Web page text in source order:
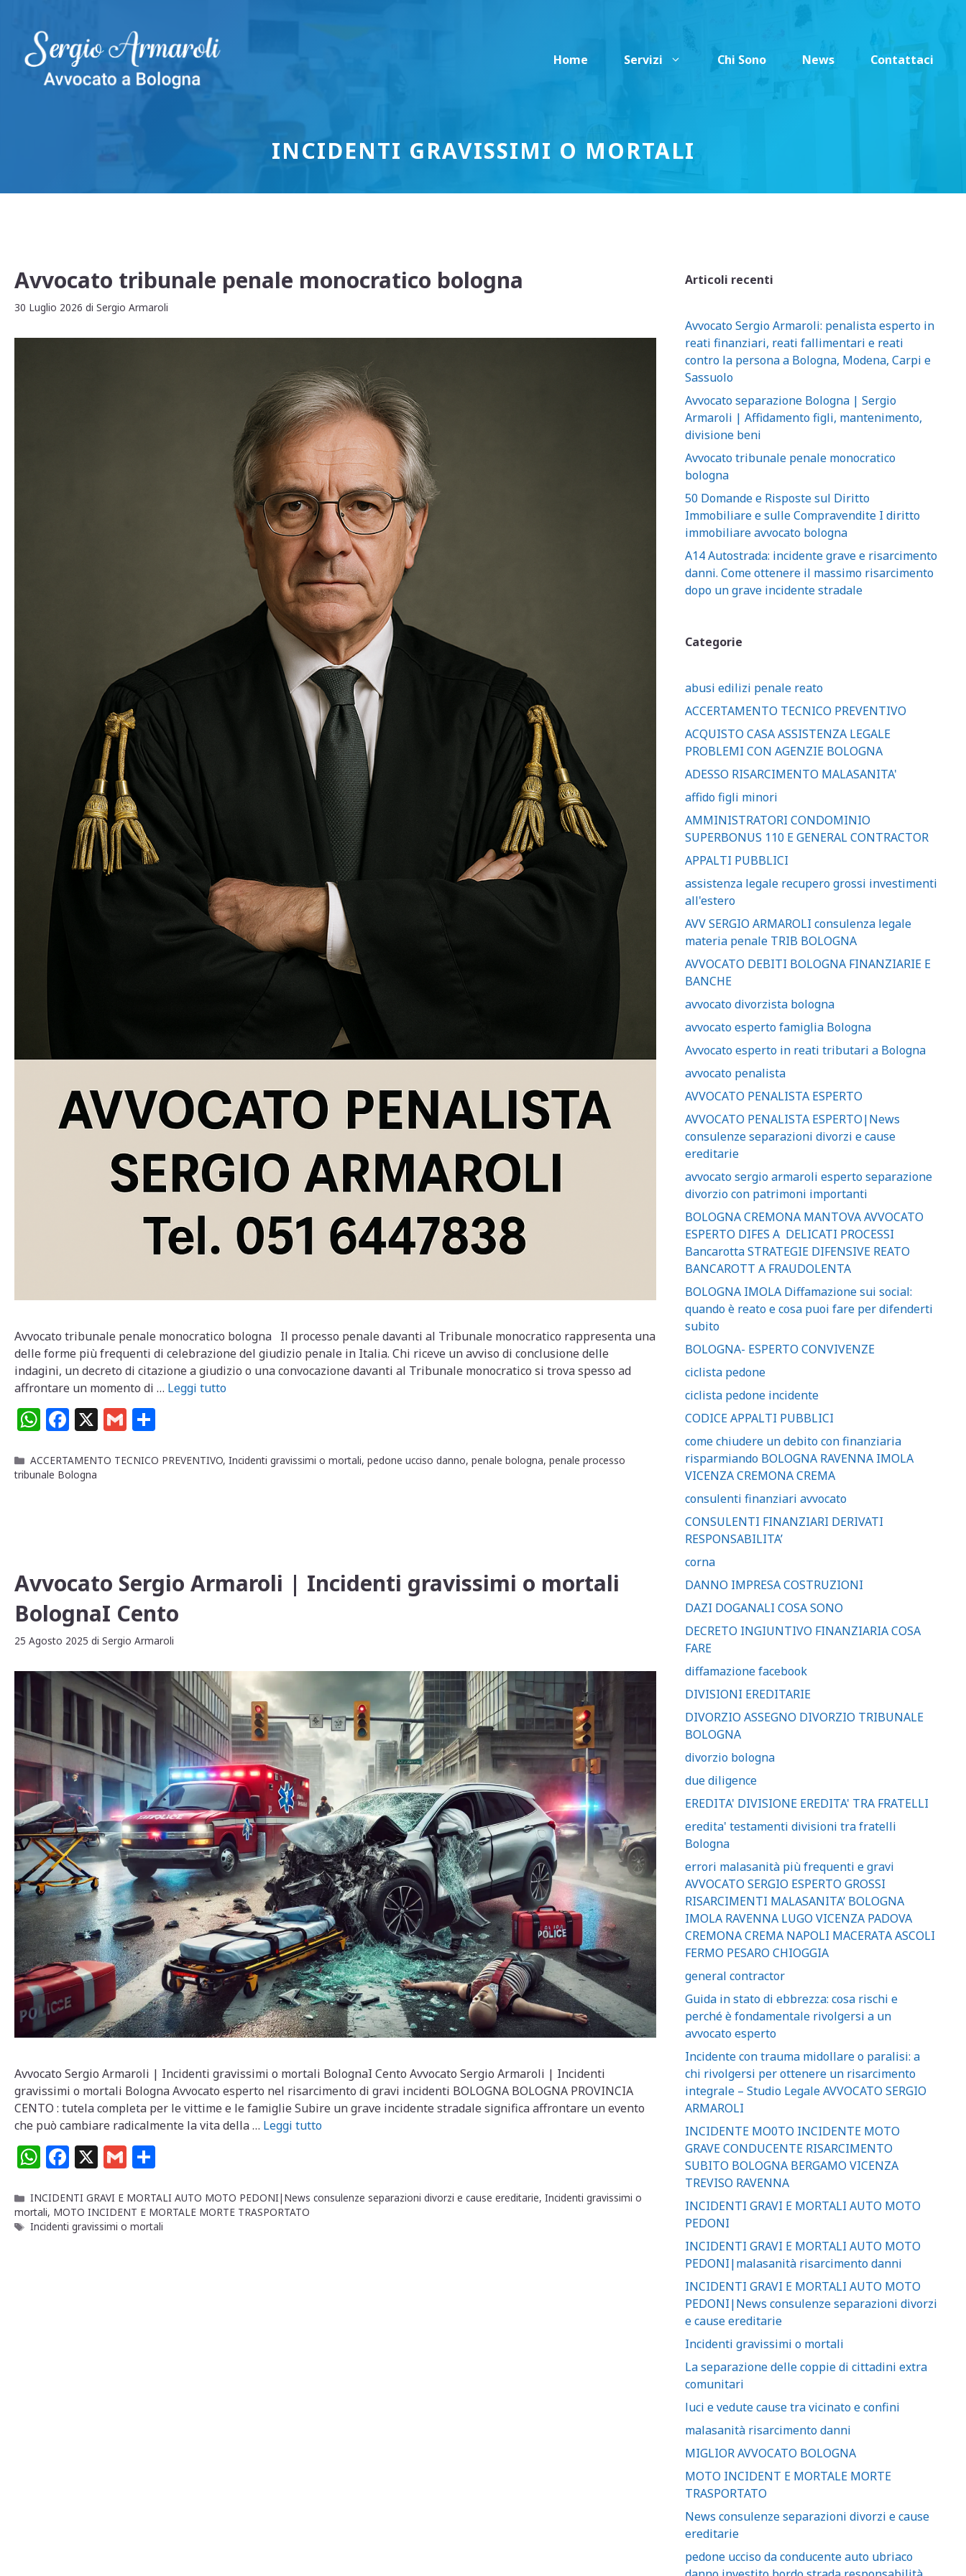
contenuto
Home
Servizi Chi Sono News Contattaci
INCIDENTI GRAVISSIMI O MORTALI
Avvocato tribunale penale monocratico bologna
30 Luglio 2026 di Sergio Armaroli
Avvocato tribunale penale monocratico bologna Il processo penale davanti al Tribunale monocratico rappresenta una
delle forme più frequenti di celebrazione del giudizio penale in Italia. Chi riceve un avviso di conclusione delle
indagini, un decreto di citazione a giudizio o una convocazione davanti al Tribunale monocratico si trova spesso ad
affrontare un momento di … Leggi tutto
W
at
s
F
c
e
k
X G
ai n
Categorie
ACCERTAMENTO TECNICO PREVENTIVO, Incidenti gravissimi o mortali, pedone ucciso danno, penale bologna, penale processo
tribunale Bologna
Avvocato Sergio Armaroli | Incidenti gravissimi o mortali
BolognaI Cento
25 Agosto 2025 di Sergio Armaroli
Avvocato Sergio Armaroli | Incidenti gravissimi o mortali BolognaI Cento Avvocato Sergio Armaroli | Incidenti
gravissimi o mortali Bologna Avvocato esperto nel risarcimento di gravi incidenti BOLOGNA BOLOGNA PROVINCIA
CENTO : tutela completa per le vittime e le famiglie Subire un grave incidente stradale significa affrontare un evento
che può cambiare radicalmente la vita della … Leggi tutto
W
at
s
F
c
e
X G
ai
l
n
di
Categorie
INCIDENTI GRAVI E MORTALI AUTO MOTO PEDONI|News consulenze separazioni divorzi e cause ereditarie, Incidenti gravissimi o
mortali, MOTO INCIDENT E MORTALE MORTE TRASPORTATO
Tag
Incidenti gravissimi o mortali
Articoli recenti
Avvocato Sergio Armaroli: penalista esperto in
reati finanziari, reati fallimentari e reati
contro la persona a Bologna, Modena, Carpi e
Sassuolo
Avvocato separazione Bologna | Sergio
Armaroli | Affidamento figli, mantenimento,
divisione beni
Avvocato tribunale penale monocratico
bologna
50 Domande e Risposte sul Diritto
Immobiliare e sulle Compravendite I diritto
immobiliare avvocato bologna
A14 Autostrada: incidente grave e risarcimento
danni. Come ottenere il massimo risarcimento
dopo un grave incidente stradale
Categorie
abusi edilizi penale reato
ACCERTAMENTO TECNICO PREVENTIVO
ACQUISTO CASA ASSISTENZA LEGALE
PROBLEMI CON AGENZIE BOLOGNA
ADESSO RISARCIMENTO MALASANITA'
affido figli minori
AMMINISTRATORI CONDOMINIO
SUPERBONUS 110 E GENERAL CONTRACTOR
APPALTI PUBBLICI
assistenza legale recupero grossi investimenti
all'estero
AVV SERGIO ARMAROLI consulenza legale
materia penale TRIB BOLOGNA
AVVOCATO DEBITI BOLOGNA FINANZIARIE E
BANCHE
avvocato divorzista bologna
avvocato esperto famiglia Bologna
Avvocato esperto in reati tributari a Bologna
avvocato penalista
AVVOCATO PENALISTA ESPERTO
AVVOCATO PENALISTA ESPERTO|News
consulenze separazioni divorzi e cause
ereditarie
avvocato sergio armaroli esperto separazione
divorzio con patrimoni importanti
BOLOGNA CREMONA MANTOVA AVVOCATO
ESPERTO DIFES A DELICATI PROCESSI
Bancarotta STRATEGIE DIFENSIVE REATO
BANCAROTT A FRAUDOLENTA
BOLOGNA IMOLA Diffamazione sui social:
quando è reato e cosa puoi fare per difenderti
subito
BOLOGNA- ESPERTO CONVIVENZE
ciclista pedone
ciclista pedone incidente
CODICE APPALTI PUBBLICI
come chiudere un debito con finanziaria
risparmiando BOLOGNA RAVENNA IMOLA
VICENZA CREMONA CREMA
consulenti finanziari avvocato
CONSULENTI FINANZIARI DERIVATI
RESPONSABILITA’
corna
DANNO IMPRESA COSTRUZIONI
DAZI DOGANALI COSA SONO
DECRETO INGIUNTIVO FINANZIARIA COSA
FARE
diffamazione facebook
DIVISIONI EREDITARIE
DIVORZIO ASSEGNO DIVORZIO TRIBUNALE
BOLOGNA
divorzio bologna
due diligence
EREDITA' DIVISIONE EREDITA' TRA FRATELLI
eredita' testamenti divisioni tra fratelli
Bologna
errori malasanità più frequenti e gravi
AVVOCATO SERGIO ESPERTO GROSSI
RISARCIMENTI MALASANITA’ BOLOGNA
IMOLA RAVENNA LUGO VICENZA PADOVA
CREMONA CREMA NAPOLI MACERATA ASCOLI
FERMO PESARO CHIOGGIA
general contractor
Guida in stato di ebbrezza: cosa rischi e
perché è fondamentale rivolgersi a un
avvocato esperto
Incidente con trauma midollare o paralisi: a
chi rivolgersi per ottenere un risarcimento
integrale – Studio Legale AVVOCATO SERGIO
ARMAROLI
INCIDENTE MO0TO INCIDENTE MOTO
GRAVE CONDUCENTE RISARCIMENTO
SUBITO BOLOGNA BERGAMO VICENZA
TREVISO RAVENNA
INCIDENTI GRAVI E MORTALI AUTO MOTO
PEDONI
INCIDENTI GRAVI E MORTALI AUTO MOTO
PEDONI|malasanità risarcimento danni
INCIDENTI GRAVI E MORTALI AUTO MOTO
PEDONI|News consulenze separazioni divorzi
e cause ereditarie
Incidenti gravissimi o mortali
La separazione delle coppie di cittadini extra
comunitari
luci e vedute cause tra vicinato e confini
malasanità risarcimento danni
MIGLIOR AVVOCATO BOLOGNA
MOTO INCIDENT E MORTALE MORTE
TRASPORTATO
News consulenze separazioni divorzi e cause
ereditarie
pedone ucciso da conducente auto ubriaco